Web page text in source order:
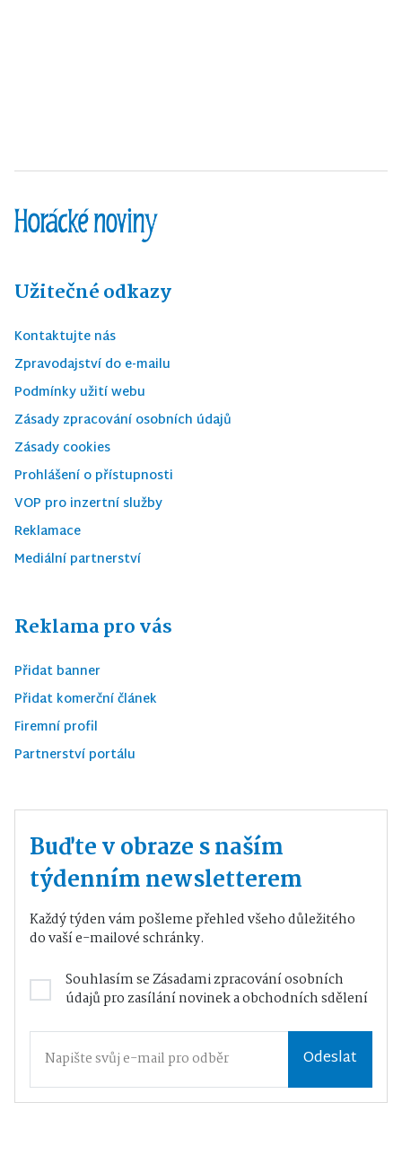
Užitečné odkazy
Kontaktujte nás
Zpravodajství do e-mailu
Podmínky užití webu
Zásady zpracování osobních údajů
Zásady cookies
Prohlášení o přístupnosti
VOP pro inzertní služby
Reklamace
Mediální partnerství
Reklama pro vás
Přidat banner
Přidat komerční článek
Firemní profil
Partnerství portálu
Buďte v obraze s naším
týdenním newsletterem
Každý týden vám pošleme přehled všeho důležitého
do vaší e-mailové schránky.
Souhlasím seZásadami zpracování osobních
údajůpro zasílání novinek a obchodních sdělení
Odeslat